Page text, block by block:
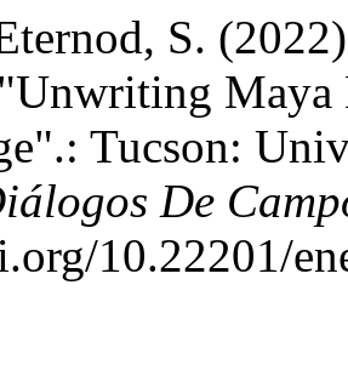
S.
Maya
Tucson:
De
10.22201/